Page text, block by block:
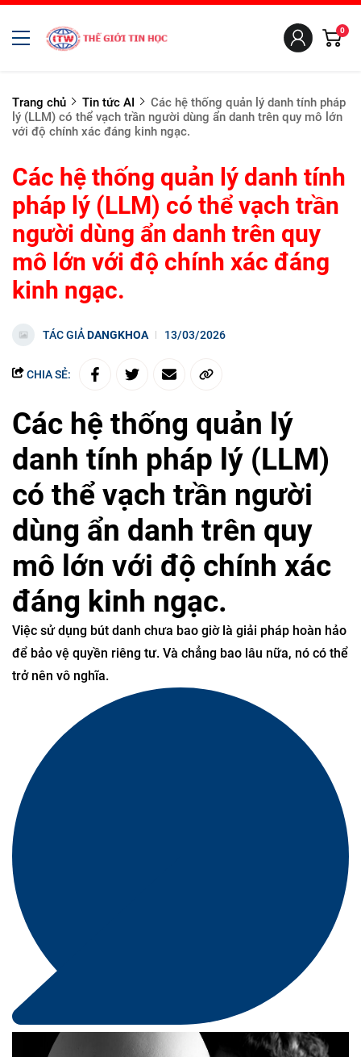
0
Trang chủ Tin tức AI
Các hệ thống quản lý danh tính pháp
lý (LLM) có thể vạch trần người dùng ẩn danh trên quy mô lớn
với độ chính xác đáng kinh ngạc.
Các hệ thống quản lý danh tính
pháp lý (LLM) có thể vạch trần
người dùng ẩn danh trên quy
mô lớn với độ chính xác đáng
kinh ngạc.
TÁC GIẢDANGKHOA 13/03/2026
CHIA SẺ:
Các hệ thống quản lý
danh tính pháp lý (LLM)
có thể vạch trần người
dùng ẩn danh trên quy
mô lớn với độ chính xác
đáng kinh ngạc.
Việc sử dụng bút danh chưa bao giờ là giải pháp hoàn hảo
để bảo vệ quyền riêng tư. Và chẳng bao lâu nữa, nó có thể
trở nên vô nghĩa.